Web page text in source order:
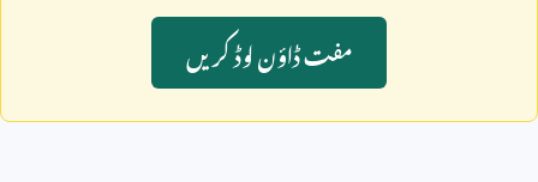
مفت ڈاؤن لوڈ کريں